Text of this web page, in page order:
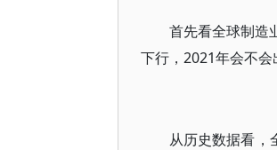
首先看全球制造
下行，2021年会不
从历史数据看，